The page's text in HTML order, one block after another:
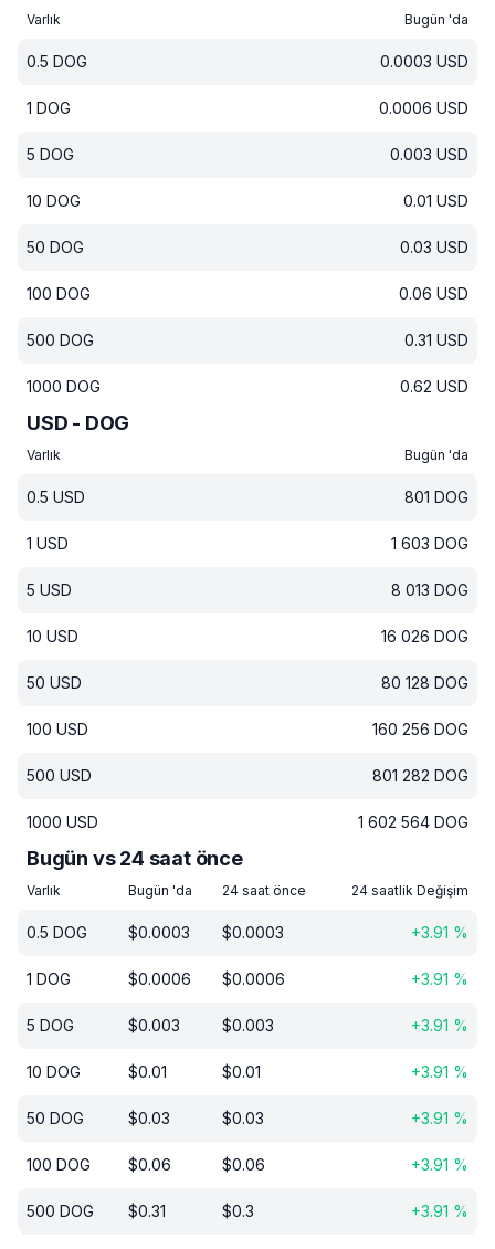
Varlık Bugün 'da
0.5 DOG 0.0003 USD
1 DOG 0.0006 USD
5 DOG 0.003 USD
10 DOG 0.01 USD
50 DOG 0.03 USD
100 DOG 0.06 USD
500 DOG 0.31 USD
1000 DOG 0.62 USD
USD - DOG
Varlık Bugün 'da
0.5 USD 801 DOG
1 USD 1 603 DOG
5 USD 8 013 DOG
10 USD 16 026 DOG
50 USD 80 128 DOG
100 USD 160 256 DOG
500 USD 801 282 DOG
1000 USD 1 602 564 DOG
Bugün vs 24 saat önce
Varlık Bugün 'da 24 saat önce 24 saatlik Değişim
0.5 DOG $0.0003 $0.0003 +3.91 %
1 DOG $0.0006 $0.0006 +3.91 %
5 DOG $0.003 $0.003 +3.91 %
10 DOG $0.01 $0.01 +3.91 %
50 DOG $0.03 $0.03 +3.91 %
100 DOG $0.06 $0.06 +3.91 %
500 DOG $0.31 $0.3 +3.91 %